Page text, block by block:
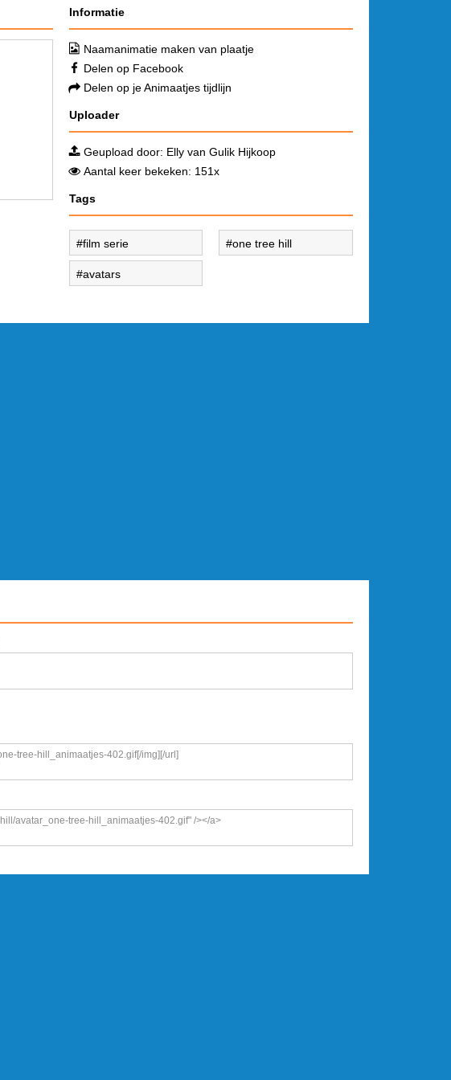
Informatie
Naamanimatie maken van plaatje
Delen op Facebook
Delen op je Animaatjes tijdlijn
Uploader
Geupload door: Elly van Gulik Hijkoop
Aantal keer bekeken: 151x
Tags
film serie one tree hill
avatars